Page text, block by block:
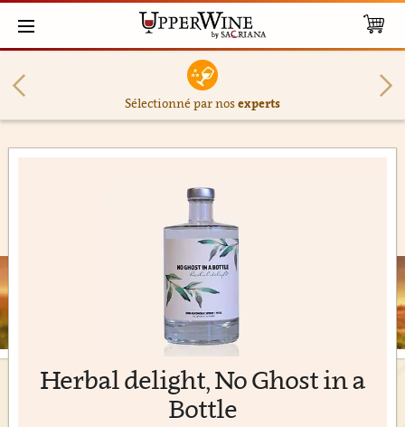
Sélectionné par nosexperts
Herbal delight, No Ghost in a
Bottle